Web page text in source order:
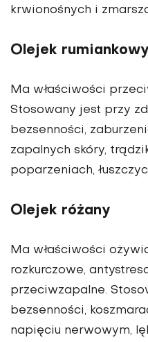
krwionośnych i
Olejek
Ma właściwości
Stosowany jest przy
bezsenności,
zapalnych skóry,
poparzeniach,
Olejek różany
Ma właściwości
rozkurczowe,
przeciwzapalne.
bezsenności,
napięciu nerwowym,